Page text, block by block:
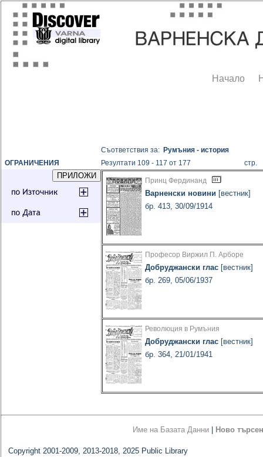
Начало
ОГРАНИЧЕНИЯ
Съответствия за: Румъния - история
Резултати 109 - 117 от 177
Принц Фердинанд
Варненски новини [вестник]
бр. 413, 30/09/1914
Професор Виржил П. Арборе
Добруджански глас [вестник]
бр. 269, 05/06/1937
Революция в Румъния
Добруджански глас [вестник]
бр. 364, 21/01/1941
Име на Базата Данни Ново
Copyright 2001-2009, 2013-2018, 2025 Public Library